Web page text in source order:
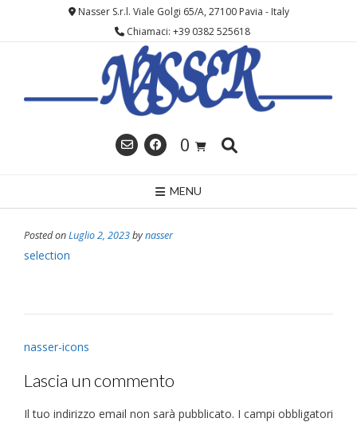
Nasser S.r.l. Viale Golgi 65/A, 27100 Pavia - Italy
Chiamaci: +39 0382 525618
0
MENU
Posted onLuglio 2, 2023bynasser
selection
Post
nasser-icons
Lascia un commento
Il tuo indirizzo email non sarà pubblicato. I campi obbligatori